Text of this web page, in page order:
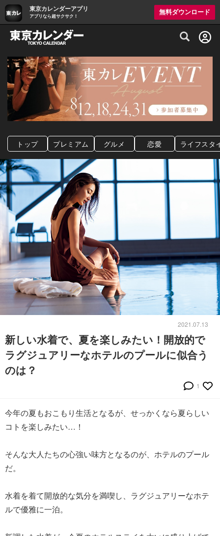
東京カレンダーアプリ
アプリなら超サクサク！
無料ダウンロード
グルメ情報・プレミアムレストラン予約
トップ プレミアム グルメ 恋愛 ライフスタ
2021.07.13
新しい水着で、夏を楽しみたい！開放的で
ラグジュアリーなホテルのプールに似合う
のは？
1
今年の夏もおこもり生活となるが、せっかくなら夏らしい
コトを楽しみたい…！
そんな大人たちの心強い味方となるのが、ホテルのプール
だ。
水着を着て開放的な気分を満喫し、ラグジュアリーなホテ
ルで優雅に一泊。